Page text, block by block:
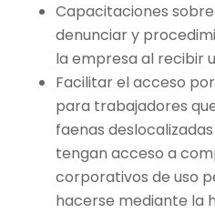
Capacitaciones
denunciar y
la empresa al recibir
Facilitar el acceso
para trabajadores
faenas
tengan acceso a
corporativos de uso
hacerse mediante la